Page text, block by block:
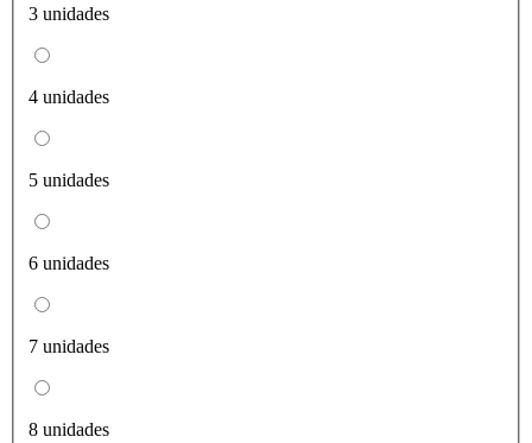
3 unidades
4 unidades
5 unidades
6 unidades
7 unidades
8 unidades